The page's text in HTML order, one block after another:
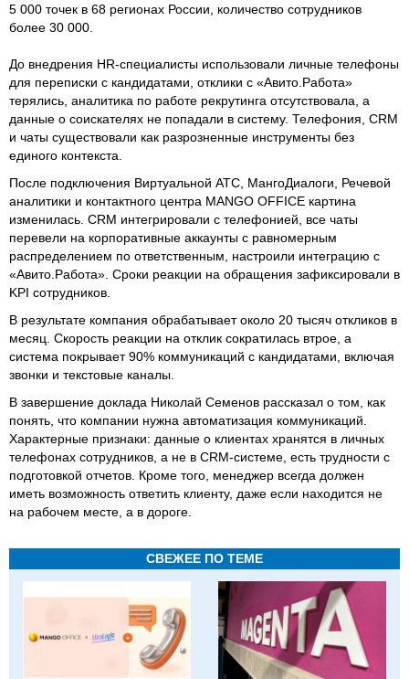
5 000 точек в 68 регионах России, количество сотрудников
более 30 000.
До внедрения HR-специалисты использовали личные телефоны
для переписки с кандидатами, отклики с «Авито.Работа»
терялись, аналитика по работе рекрутинга отсутствовала, а
данные о соискателях не попадали в систему. Телефония, CRM
и чаты существовали как разрозненные инструменты без
единого контекста.
После подключения Виртуальной АТС, МангоДиалоги, Речевой
аналитики и контактного центра MANGO OFFICE картина
изменилась. CRM интегрировали с телефонией, все чаты
перевели на корпоративные аккаунты с равномерным
распределением по ответственным, настроили интеграцию с
«Авито.Работа». Сроки реакции на обращения зафиксировали в
KPI сотрудников.
В результате компания обрабатывает около 20 тысяч откликов в
месяц. Скорость реакции на отклик сократилась втрое, а
система покрывает 90% коммуникаций с кандидатами, включая
звонки и текстовые каналы.
В завершение доклада Николай Семенов рассказал о том, как
понять, что компании нужна автоматизация коммуникаций.
Характерные признаки: данные о клиентах хранятся в личных
телефонах сотрудников, а не в CRM-системе, есть трудности с
подготовкой отчетов. Кроме того, менеджер всегда должен
иметь возможность ответить клиенту, даже если находится не
на рабочем месте, а в дороге.
СВЕЖЕЕ ПО ТЕМЕ